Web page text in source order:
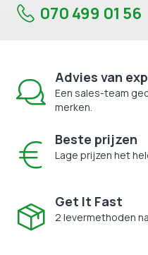
070 499 01 56
Advies van
Een sales-team
merken.
Beste prijzen
Lage prijzen het
Get It Fast
2 levermethoden